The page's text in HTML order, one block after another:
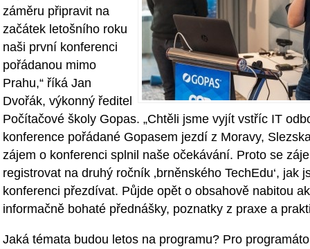
záměru připravit na
začátek letošního roku
naši první konferenci
pořádanou mimo
Prahu,“ říká Jan
Dvořák, výkonný ředitel
Počítačové školy Gopas. „Chtěli jsme vyjít vstříc IT
konference pořádané Gopasem jezdí z Moravy,
zájem o konferenci splnil naše očekávání. Proto se
registrovat na druhý ročník ‚brněnského TechEdu‘, jak
konferenci přezdívat. Půjde opět o obsahově nabitou
informačně bohaté přednášky, poznatky z praxe a
Jaká témata budou letos na programu? Pro